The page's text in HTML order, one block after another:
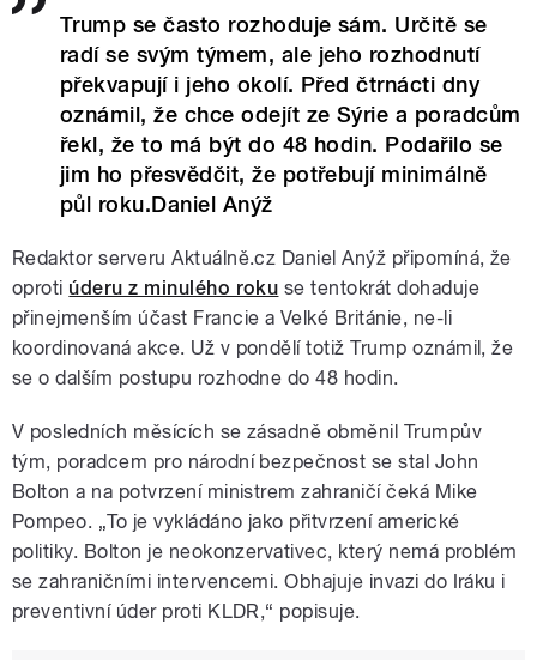
Trump se často rozhoduje sám. Určitě se
radí se svým týmem, ale jeho rozhodnutí
překvapují i jeho okolí. Před čtrnácti dny
oznámil, že chce odejít ze Sýrie a poradcům
řekl, že to má být do 48 hodin. Podařilo se
jim ho přesvědčit, že potřebují minimálně
půl roku.Daniel Anýž
Redaktor serveru Aktuálně.cz Daniel Anýž připomíná, že
oproti úderu z minulého roku se tentokrát dohaduje
přinejmenším účast Francie a Velké Británie, ne-li
koordinovaná akce. Už v pondělí totiž Trump oznámil, že
se o dalším postupu rozhodne do 48 hodin.
V posledních měsících se zásadně obměnil Trumpův
tým, poradcem pro národní bezpečnost se stal John
Bolton a na potvrzení ministrem zahraničí čeká Mike
Pompeo. „To je vykládáno jako přitvrzení americké
politiky. Bolton je neokonzervativec, který nemá problém
se zahraničními intervencemi. Obhajuje invazi do Iráku i
preventivní úder proti KLDR,“ popisuje.